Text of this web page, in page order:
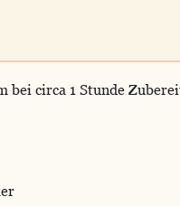
bei circa 1 Stunde